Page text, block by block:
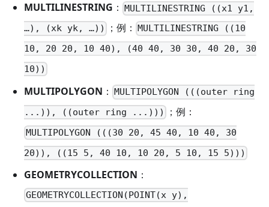
MULTILINESTRING ： MULTILINESTRING ((x1 y1,
…), (xk yk, …))
；例：
MULTILINESTRING ((10
10, 20 20, 10 40), (40 40, 30 30, 40 20, 30
10))
MULTIPOLYGON ：
MULTIPOLYGON (((outer ring
...)), ((outer ring ...)))
；例：
MULTIPOLYGON (((30 20, 45 40, 10 40, 30
20)), ((15 5, 40 10, 10 20, 5 10, 15 5)))
GEOMETRYCOLLECTION ：
GEOMETRYCOLLECTION(POINT(x y),